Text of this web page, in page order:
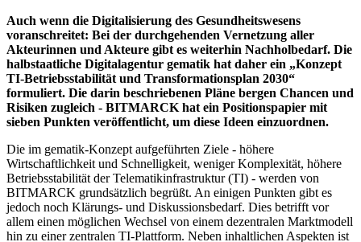
Auch wenn die Digitalisierung des Gesundheitswesens
voranschreitet: Bei der durchgehenden Vernetzung aller
Akteurinnen und Akteure gibt es weiterhin Nachholbedarf. Die
halbstaatliche Digitalagentur gematik hat daher ein „Konzept
TI-Betriebsstabilität und Transformationsplan 2030“
formuliert. Die darin beschriebenen Pläne bergen Chancen und
Risiken zugleich - BITMARCK hat ein Positionspapier mit
sieben Punkten veröffentlicht, um diese Ideen einzuordnen.
Die im gematik-Konzept aufgeführten Ziele - höhere
Wirtschaftlichkeit und Schnelligkeit, weniger Komplexität, höhere
Betriebsstabilität der Telematikinfrastruktur (TI) - werden von
BITMARCK grundsätzlich begrüßt. An einigen Punkten gibt es
jedoch noch Klärungs- und Diskussionsbedarf. Dies betrifft vor
allem einen möglichen Wechsel von einem dezentralen Marktmodell
hin zu einer zentralen TI-Plattform. Neben inhaltlichen Aspekten ist